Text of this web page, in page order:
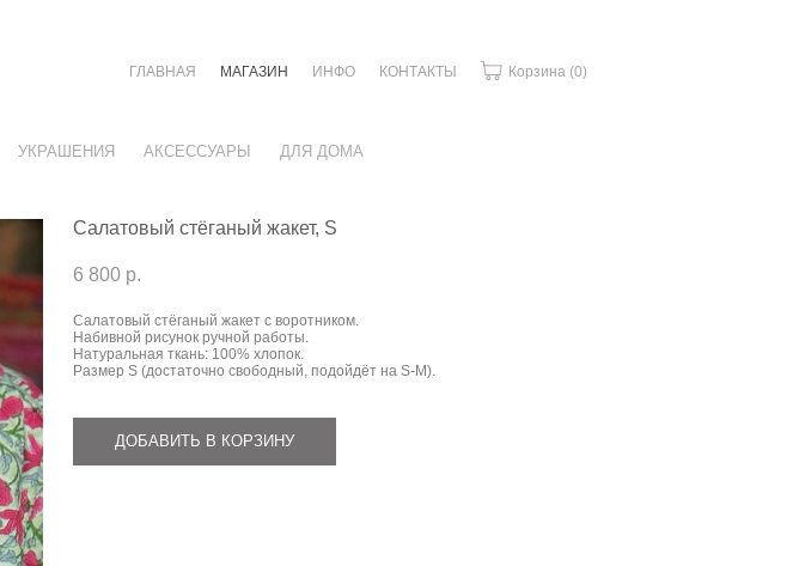
ГЛАВНАЯ МАГАЗИН ИНФО КОНТАКТЫ Корзина (0)
УКРАШЕНИЯ АКСЕССУАРЫ ДЛЯ ДОМА
Салатовый стёганый жакет, S
6 800 p.
Салатовый стёганый жакет с воротником.
Набивной рисунок ручной работы.
Натуральная ткань: 100% хлопок.
Размер S (достаточно свободный, подойдёт на S-M).
ДОБАВИТЬ В КОРЗИНУ